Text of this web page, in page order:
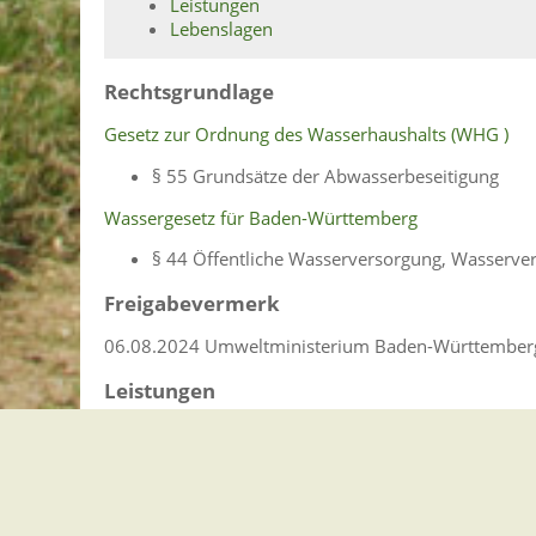
Leistungen
Lebenslagen
Rechtsgrundlage
Gesetz zur Ordnung des Wasserhaushalts (WHG )
§ 55 Grundsätze der Abwasserbeseitigung
Wassergesetz für Baden-Württemberg
§ 44 Öffentliche Wasserversorgung,
Freigabevermerk
06.08.2024 Umweltministerium Baden-
Leistungen